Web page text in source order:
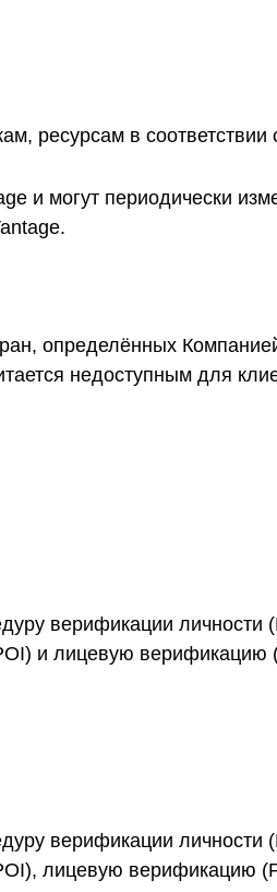
ресурсам в соответствии
и могут периодически
определённых
недоступным для
верификации личности
и лицевую верификацию
верификации личности
лицевую верификацию